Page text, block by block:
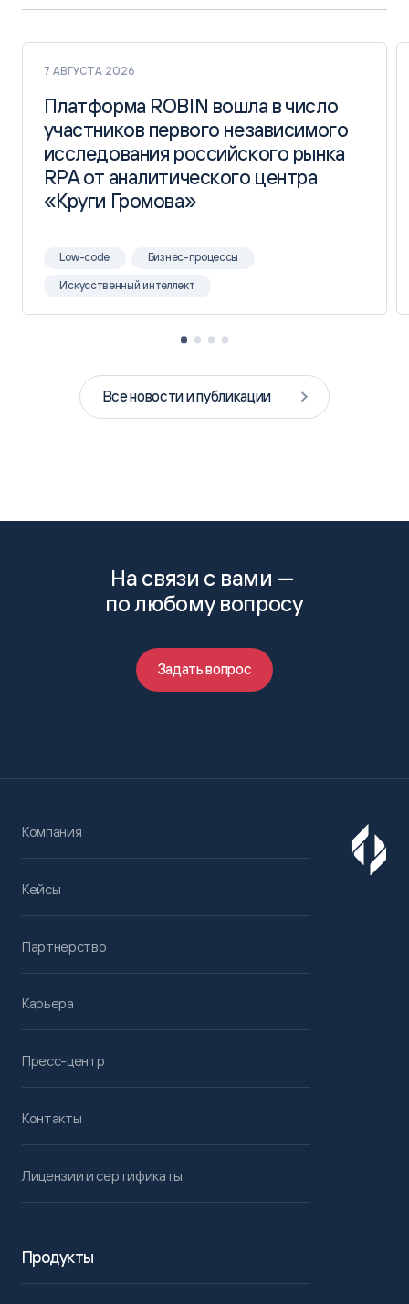
7 АВГУСТА 2026
Платформа ROBIN вошла в число
участников первого независимого
исследования российского рынка
RPA от аналитического центра
«Круги Громова»
Платформа ROBIN вошла в число
участников первого независимого
исследования российского рынка
RPA от аналитического центра
«Круги Громова»
Low-code Бизнес-процессы
Искусственный интеллект
Все новости и публикации
На связи с вами —
по любому вопросу
Задать вопрос
Компания
Кейсы
Партнерство
Карьера
Пресс-центр
Контакты
Лицензии и сертификаты
Продукты